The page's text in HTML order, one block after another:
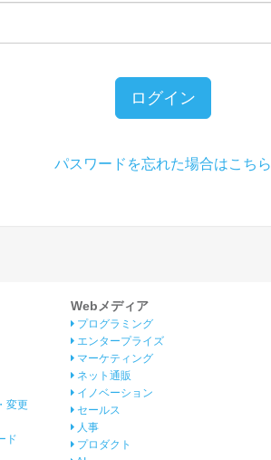
ログイン
パスワードを忘れた場合はこちら
変更
ド
Webメディア
プログラミング
エンタープライズ
マーケティング
ネット通販
イノベーション
セールス
人事
プロダクト